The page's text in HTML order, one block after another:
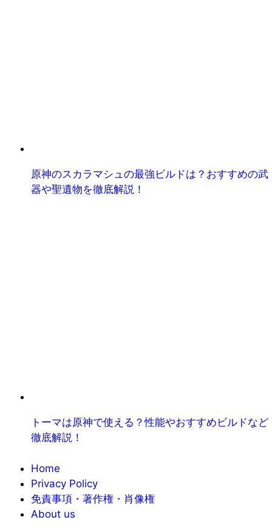
原神のスカラマシュの最強ビルドは？おすすめの武
器や聖遺物を徹底解説！
トーマは原神で使える？性能やおすすめビルドなど
徹底解説！
Home
Privacy Policy
免責事項・著作権・肖像権
About us